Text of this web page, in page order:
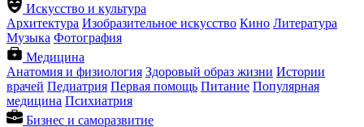
Искусство и культура
Архитектура Изобразительное искусство Кино Литература
Музыка Фотография
Медицина
Анатомия и физиология Здоровый образ жизни Истории
врачей Педиатрия Первая помощь Питание Популярная
медицина Психиатрия
Бизнес и саморазвитие